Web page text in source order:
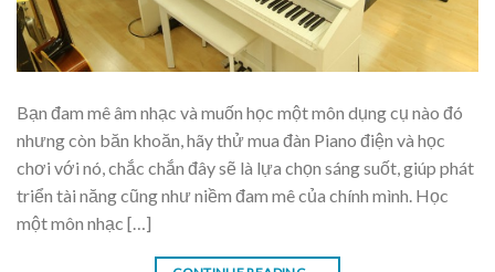
Bạn đam mê âm nhạc và muốn học một môn dụng cụ nào đó
nhưng còn băn khoăn, hãy thử mua đàn Piano điện và học
chơi với nó, chắc chắn đây sẽ là lựa chọn sáng suốt, giúp phát
triển tài năng cũng như niềm đam mê của chính mình. Học
một môn nhạc […]